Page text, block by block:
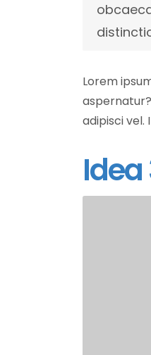
Lorem
adipisci